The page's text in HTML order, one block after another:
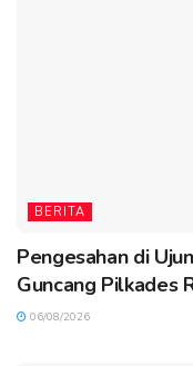
BERITA
Pengesahan di
Guncang Pilkades
06/08/2026